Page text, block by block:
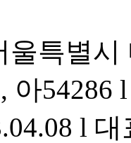
특별
아54286
l